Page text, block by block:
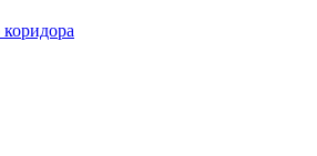
коридора